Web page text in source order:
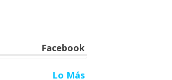
Facebook
Lo Más